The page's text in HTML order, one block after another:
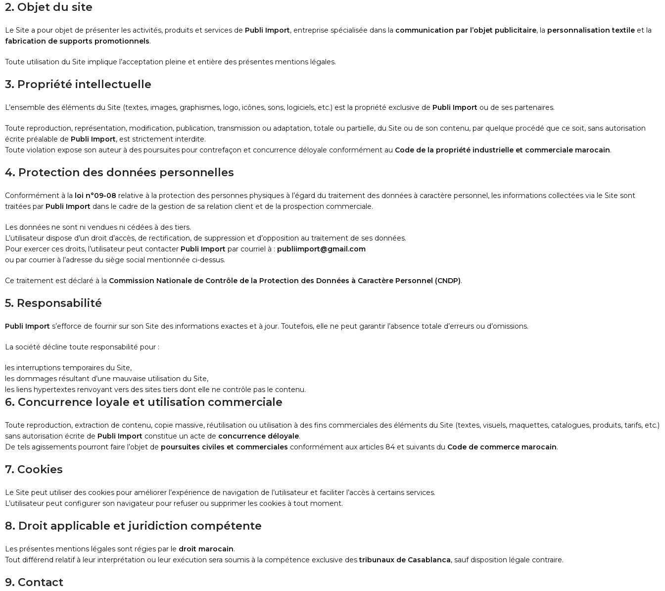
outil d’intégration durable
Lire l'article
collaborateurs en entreprise
Lire l'article
2. Objet du site
Le Site a pour objet de présenter les activités, produits et services de Publi Import, entreprise spécialisée dans la communication par l’objet publicitaire, la personnalisation textile et la
fabrication de supports promotionnels.
Toute utilisation du Site implique l’acceptation pleine et entière des présentes mentions légales.
3. Propriété intellectuelle
L’ensemble des éléments du Site (textes, images, graphismes, logo, icônes, sons, logiciels, etc.) est la propriété exclusive de Publi Import ou de ses partenaires.
Toute reproduction, représentation, modification, publication, transmission ou adaptation, totale ou partielle, du Site ou de son contenu, par quelque procédé que ce soit, sans autorisation
écrite préalable de Publi Import, est strictement interdite.
Toute violation expose son auteur à des poursuites pour contrefaçon et concurrence déloyale conformément au Code de la propriété industrielle et commerciale marocain.
4. Protection des données personnelles
Conformément à la loi n°09-08 relative à la protection des personnes physiques à l’égard du traitement des données à caractère personnel, les informations collectées via le Site sont
traitées par Publi Import dans le cadre de la gestion de sa relation client et de la prospection commerciale.
Les données ne sont ni vendues ni cédées à des tiers.
L’utilisateur dispose d’un droit d’accès, de rectification, de suppression et d’opposition au traitement de ses données.
Pour exercer ces droits, l’utilisateur peut contacter Publi Import par courriel à : publiimport@gmail.com
ou par courrier à l’adresse du siège social mentionnée ci-dessus.
Ce traitement est déclaré à la Commission Nationale de Contrôle de la Protection des Données à Caractère Personnel (CNDP).
5. Responsabilité
Publi Import s’efforce de fournir sur son Site des informations exactes et à jour. Toutefois, elle ne peut garantir l’absence totale d’erreurs ou d’omissions.
La société décline toute responsabilité pour :
les interruptions temporaires du Site,
les dommages résultant d’une mauvaise utilisation du Site,
les liens hypertextes renvoyant vers des sites tiers dont elle ne contrôle pas le contenu.
6. Concurrence loyale et utilisation commerciale
Toute reproduction, extraction de contenu, copie massive, réutilisation ou utilisation à des fins commerciales des éléments du Site (textes, visuels, maquettes, catalogues, produits, tarifs, etc.)
sans autorisation écrite de Publi Import constitue un acte de concurrence déloyale.
De tels agissements pourront faire l’objet de poursuites civiles et commerciales conformément aux articles 84 et suivants du Code de commerce marocain.
7. Cookies
Le Site peut utiliser des cookies pour améliorer l’expérience de navigation de l’utilisateur et faciliter l’accès à certains services.
L’utilisateur peut configurer son navigateur pour refuser ou supprimer les cookies à tout moment.
8. Droit applicable et juridiction compétente
Les présentes mentions légales sont régies par le droit marocain.
Tout différend relatif à leur interprétation ou leur exécution sera soumis à la compétence exclusive destribunaux de Casablanca, sauf disposition légale contraire.
9. Contact